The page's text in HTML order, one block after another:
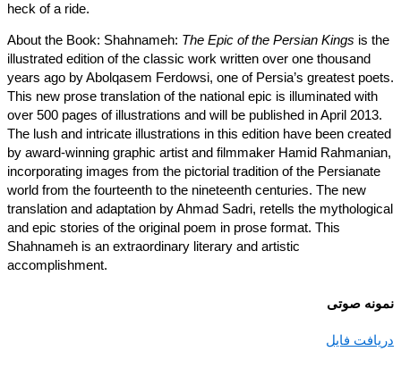
heck of a ride.
About the Book: Shahnameh: The Epic of the Persian Kingsis
illustrated edition of the classic work written over one thousand
years ago by Abolqasem Ferdowsi, one of Persia’s greatest
This new prose translation of the national epic is illuminated
over 500 pages of illustrations and will be published in April
The lush and intricate illustrations in this edition have been
by award-winning graphic artist and filmmaker Hamid
incorporating images from the pictorial tradition of the
world from the fourteenth to the nineteenth centuries. The new
translation and adaptation by Ahmad Sadri, retells the
and epic stories of the original poem in prose format. This
Shahnameh is an extraordinary literary and artistic
accomplishment.
صوتی
فایل